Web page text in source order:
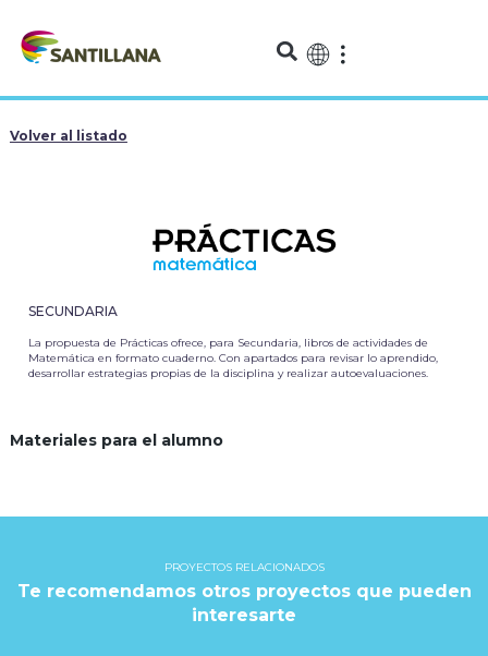
Volver al listado
SECUNDARIA
La propuesta de Prácticas ofrece, para Secundaria, libros de actividades de
Matemática en formato cuaderno. Con apartados para revisar lo aprendido,
desarrollar estrategias propias de la disciplina y realizar autoevaluaciones.
Materiales para el alumno
PROYECTOS RELACIONADOS
Te recomendamos otros proyectos que pueden
interesarte